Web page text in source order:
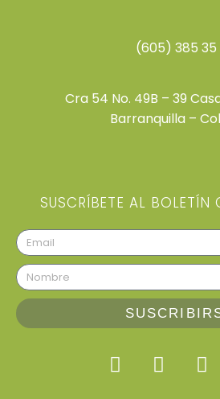
(605) 385 35
Cra 54 No. 49B – 39
Barranquilla –
SUSCRÍBETE AL BOLETÍN